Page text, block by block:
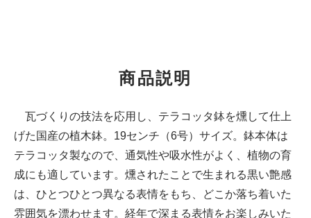
商品説明
瓦づくりの技法を応用し、テラコッタ鉢を燻して仕上
げた国産の植木鉢。19センチ（6号）サイズ。鉢本体は
テラコッタ製なので、通気性や吸水性がよく、植物の育
成にも適しています。燻されたことで生まれる黒い艶感
は、ひとつひとつ異なる表情をもち、どこか落ち着いた
雰囲気を漂わせます。経年で深まる表情をお楽しみいた